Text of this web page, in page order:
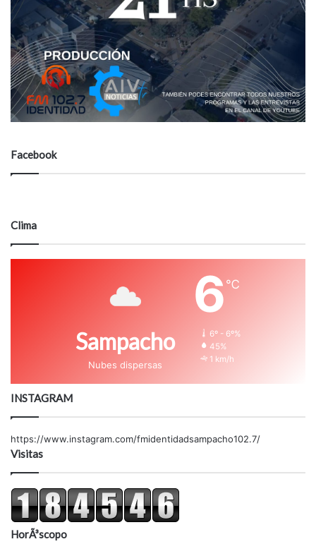
Facebook
Clima
Sampacho
Nubes dispersas
6 ℃
6º - 6º%
45%
1 km/h
INSTAGRAM
https://www.instagram.com/fmidentidadsampacho102.7/
Visitas
HorÃ³scopo